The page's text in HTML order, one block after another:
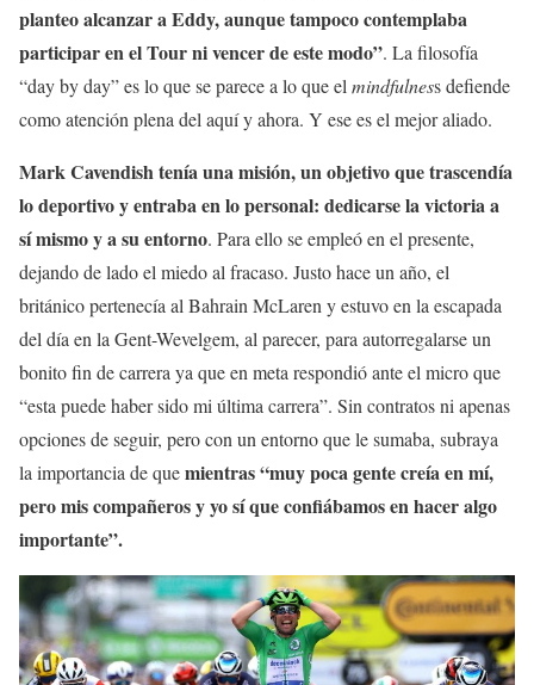
planteo alcanzar a Eddy, aunque tampoco contemplaba
participar en el Tour ni vencer de este modo”. La filosofía
“day by day” es lo que se parece a lo que el mindfulness defiende
como atención plena del aquí y ahora. Y ese es el mejor aliado.
Mark Cavendish tenía una misión, un objetivo que trascendía
lo deportivo y entraba en lo personal: dedicarse la victoria a
sí mismo y a su entorno. Para ello se empleó en el presente,
dejando de lado el miedo al fracaso. Justo hace un año, el
británico pertenecía al Bahrain McLaren y estuvo en la escapada
del día en la Gent-Wevelgem, al parecer, para autorregalarse un
bonito fin de carrera ya que en meta respondió ante el micro que
“esta puede haber sido mi última carrera”. Sin contratos ni apenas
opciones de seguir, pero con un entorno que le sumaba, subraya
la importancia de quemientras “muy poca gente creía en mí,
pero mis compañeros y yo sí que confiábamos en hacer algo
importante”.